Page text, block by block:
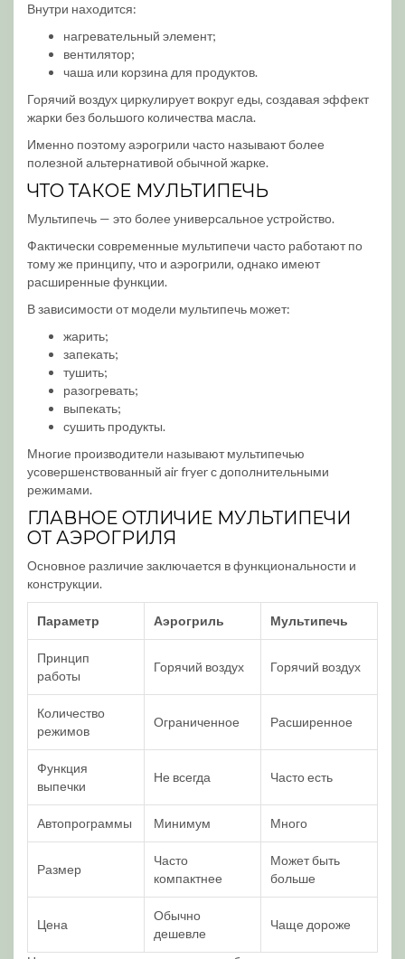
Внутри находится:
нагревательный элемент;
вентилятор;
чаша или корзина для продуктов.
Горячий воздух циркулирует вокруг еды, создавая эффект
жарки без большого количества масла.
Именно поэтому аэрогрили часто называют более
полезной альтернативой обычной жарке.
ЧТО ТАКОЕ МУЛЬТИПЕЧЬ
Мультипечь — это более универсальное устройство.
Фактически современные мультипечи часто работают по
тому же принципу, что и аэрогрили, однако имеют
расширенные функции.
В зависимости от модели мультипечь может:
жарить;
запекать;
тушить;
разогревать;
выпекать;
сушить продукты.
Многие производители называют мультипечью
усовершенствованный air fryer с дополнительными
режимами.
ГЛАВНОЕ ОТЛИЧИЕ МУЛЬТИПЕЧИ
ОТ АЭРОГРИЛЯ
Основное различие заключается в функциональности и
конструкции.
Параметр Аэрогриль Мультипечь
Принцип
работы
Горячий воздух Горячий воздух
Количество
режимов
Ограниченное Расширенное
Функция
выпечки
Не всегда Часто есть
Автопрограммы Минимум Много
Размер
Часто
компактнее
Может быть
больше
Цена
Обычно
дешевле
Чаще дороже